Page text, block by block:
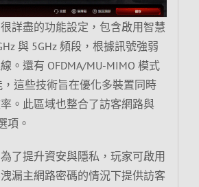
詳盡的功能設定，包含啟用智慧
與 5GHz 頻段，根據訊號強弱
。還有 OFDMA/MU-MIMO 模式
，這些技術旨在優化多裝置同時
。此區域也整合了訪客網路與
項。
了提升資安與隱私，玩家可啟用
漏主網路密碼的情況下提供訪客